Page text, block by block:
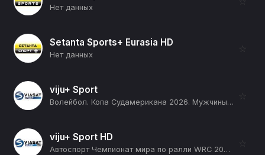
Нет данных
Setanta Sports+ Eurasia HD
Нет данных
☆
viju+ Sport
Волейбол. Копа Судамерикана 2026. Мужчины. День 2. Аргентина - Перу (12+)
☆
viju+ Sport HD
Автоспорт Чемпионат мира по ралли WRC 2026. 10 этап. Ралли Финляндия. День 1. 1 спецучасток. Харью 1 (12+)
☆